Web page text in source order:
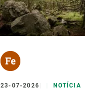
23-07-2026 NOTÍCIA